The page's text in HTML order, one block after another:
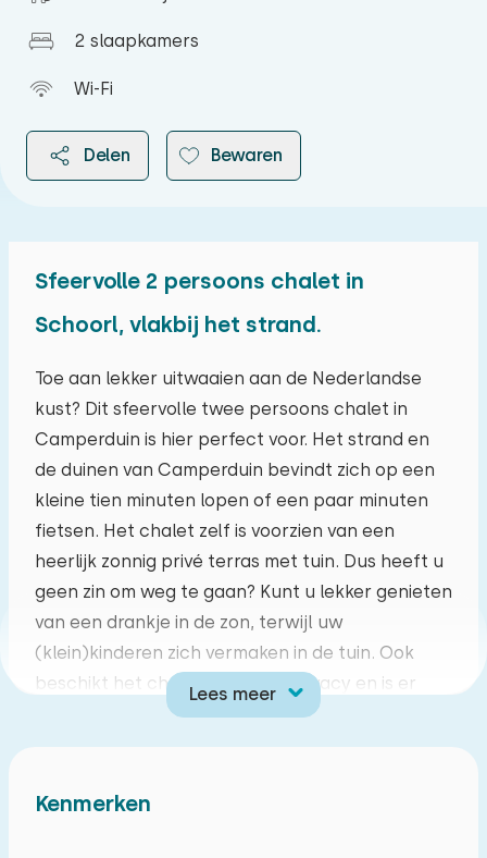
2 slaapkamers
Wi-Fi
Delen Bewaren
Sfeervolle 2 persoons chalet in
Schoorl, vlakbij het strand.
Toe aan lekker uitwaaien aan de Nederlandse
kust? Dit sfeervolle twee persoons chalet in
Camperduin is hier perfect voor. Het strand en
de duinen van Camperduin bevindt zich op een
kleine tien minuten lopen of een paar minuten
fietsen. Het chalet zelf is voorzien van een
heerlijk zonnig privé terras met tuin. Dus heeft u
geen zin om weg te gaan? Kunt u lekker genieten
van een drankje in de zon, terwijl uw
(klein)kinderen zich vermaken in de tuin. Ook
beschikt het chalet over veel privacy en is er
een eigen parkeergelegenheid. Vanuit de
woonkamer kunt u door de openslaande
heerlijk ontbijten of barbecueën! Daarnaast is
Lees meer
augustus 2026
ma di wo do vr za
27 28 29 30 31 01 02
03 04 05 06 07 08
10 11 12 13 14 15 16
17 18 19 20 21 22 23
Kenmerken